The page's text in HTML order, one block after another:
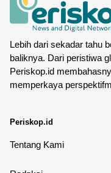
Lebih dari sekadar tahu
baliknya. Dari peristiwa
Periskop.id
memperkaya
Periskop.id
Tentang Kami